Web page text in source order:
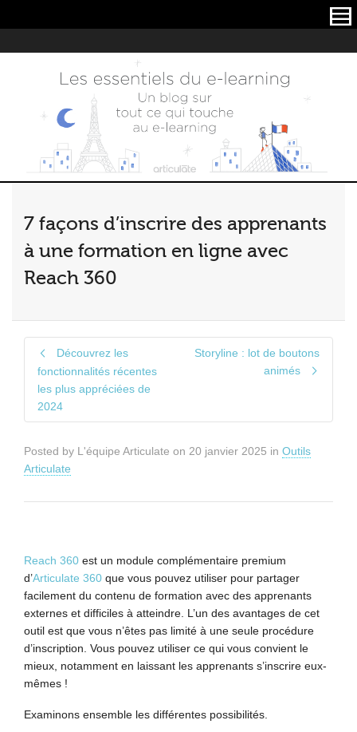
7 façons d’inscrire des apprenants
à une formation en ligne avec
Reach 360
Découvrez les
fonctionnalités récentes
les plus appréciées de
2024
Storyline : lot de boutons
animés
Posted by L'équipe Articulate on 20 janvier 2025 in Outils
Articulate
Reach 360 est un module complémentaire premium
d’Articulate 360 ​​que vous pouvez utiliser pour partager
facilement du contenu de formation avec des apprenants
externes et difficiles à atteindre. L’un des avantages de cet
outil est que vous n’êtes pas limité à une seule procédure
d’inscription. Vous pouvez utiliser ce qui vous convient le
mieux, notamment en laissant les apprenants s’inscrire eux-
mêmes !
Examinons ensemble les différentes possibilités.